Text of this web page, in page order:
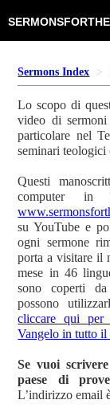
Sermons Index
Lo scopo di
video di
particolare nel
seminari teologici
Questi
computer in
su YouTube e
ogni sermone
porta a visitare il
mese in 46
sono coperti
possono
cliccare qui per
Vangelo in tutto il
Se vuoi
paese di
L’indirizzo email